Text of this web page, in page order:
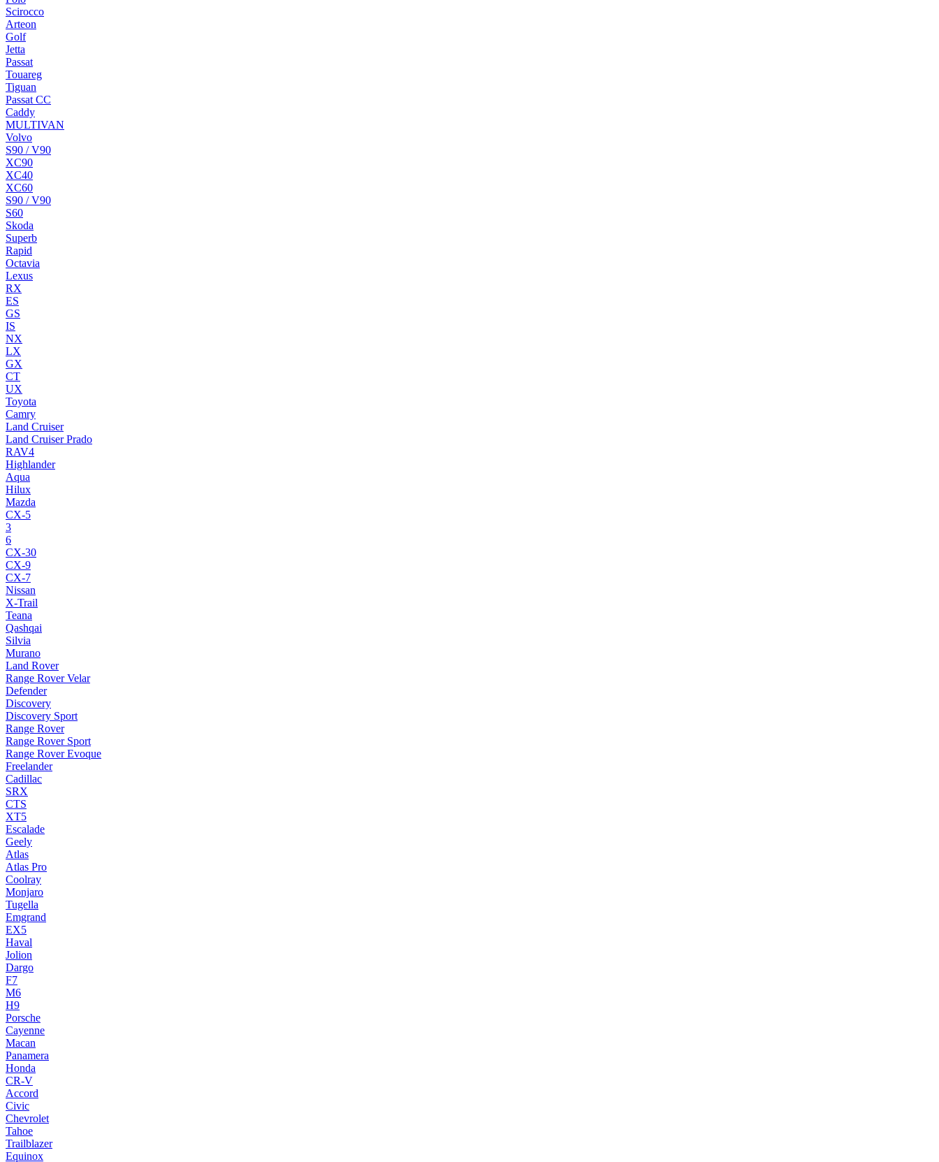
Scirocco
Arteon
Golf
Jetta
Passat
Touareg
Tiguan
Passat CC
Caddy
MULTIVAN
Volvo
S90 / V90
XC90
XC40
XC60
S90 / V90
S60
Skoda
Superb
Rapid
Octavia
Lexus
RX
ES
GS
IS
NX
LX
GX
CT
UX
Toyota
Camry
Land Cruiser
Land Cruiser Prado
RAV4
Highlander
Aqua
Hilux
Mazda
CX-5
3
6
CX-30
CX-9
CX-7
Nissan
X-Trail
Teana
Qashqai
Silvia
Murano
Land Rover
Range Rover Velar
Defender
Discovery
Discovery Sport
Range Rover
Range Rover Sport
Range Rover Evoque
Freelander
Cadillac
SRX
CTS
XT5
Escalade
Geely
Atlas
Atlas Pro
Coolray
Monjaro
Tugella
Emgrand
EX5
Haval
Jolion
Dargo
F7
M6
H9
Porsche
Cayenne
Macan
Panamera
Honda
CR-V
Accord
Civic
Chevrolet
Tahoe
Trailblazer
Equinox